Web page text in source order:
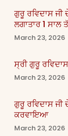
ਗੁਰੂ ਰਵਿਦਾਸ
ਲਗਾਤਾਰ 1
March 23, 2026
ਸ੍ਰੀ ਗੁਰੂ
March 23, 2026
ਗੁਰੂ ਰਵਿਦਾਸ
ਕਰਵਾਇਆ
March 23, 2026